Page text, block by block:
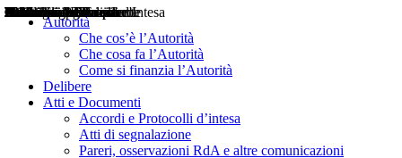
Autorità
Che cos’è l’Autorità
Che cosa fa l’Autorità
Come si finanzia l’Autorità
Delibere
Atti e Documenti
Accordi e Protocolli d’intesa
Atti di segnalazione
Pareri, osservazioni RdA e altre comunicazioni
Delibere
Pareri
Consultazioni
Audizioni
Atti di Segnalazione
Accordi e Protocolli d'Intesa
Relazioni annuali
Misure di regolazione
Notizie
Comunicati Stampa
Bollettini ART
Convegni ART
Interviste del Presidente
Articoli in primo piano
Interventi del Presidente
2004
2005
2010
2013
2014
2015
2016
2017
2018
2019
202
2020
2021
2022
2023
2024
2025
2026
Aereo
Marittimo
Terrestre